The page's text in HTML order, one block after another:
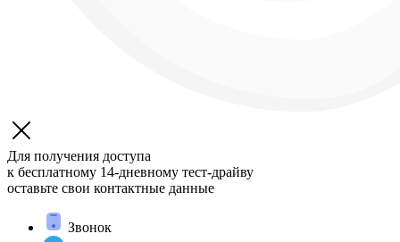
Для получения доступа
к бесплатному 14-дневному тест-драйву
оставьте свои контактные данные
Звонок